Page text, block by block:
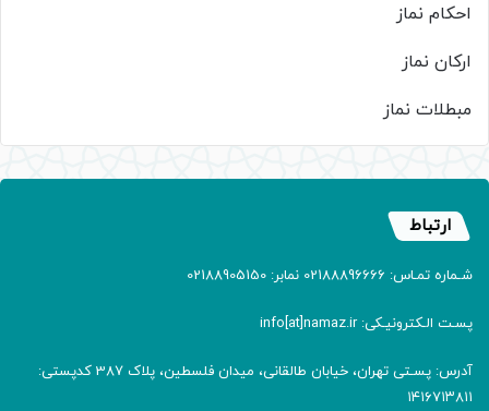
احکام نماز
ارکان نماز
مبطلات نماز
ارتباط
شـماره تمـاس: 02188896666 نمابر: 02188905150
پسـت الـکترونیـکی: info[at]namaz.ir
آدرس: پسـتی تهران، خیابان طالقانی، میدان فلسطین، پلاک 387 کدپستی:
۱۴۱۶۷۱۳۸۱۱